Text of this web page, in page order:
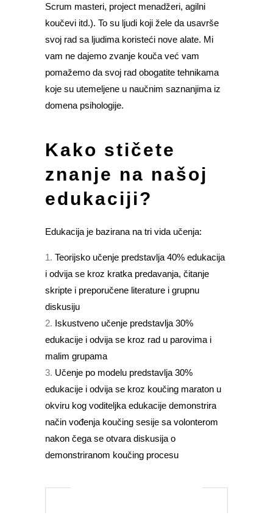
Scrum masteri, project menadžeri, agilni
koučevi itd.). To su ljudi koji žele da usavrše
svoj rad sa ljudima koristeći nove alate. Mi
vam ne dajemo zvanje kouča već vam
pomažemo da svoj rad obogatite tehnikama
koje su utemeljene u naučnim saznanjima iz
domena psihologije.
Kako stičete
znanje na našoj
edukaciji?
Edukacija je bazirana na tri vida učenja:
Teorijsko učenje predstavlja 40% edukacija
i odvija se kroz kratka predavanja, čitanje
skripte i preporučene literature i grupnu
diskusiju
Iskustveno učenje predstavlja 30%
edukacije i odvija se kroz rad u parovima i
malim grupama
Učenje po modelu predstavlja 30%
edukacije i odvija se kroz koučing maraton u
okviru kog voditeljka edukacije demonstrira
način vođenja koučing sesije sa volonterom
nakon čega se otvara diskusija o
demonstriranom koučing procesu